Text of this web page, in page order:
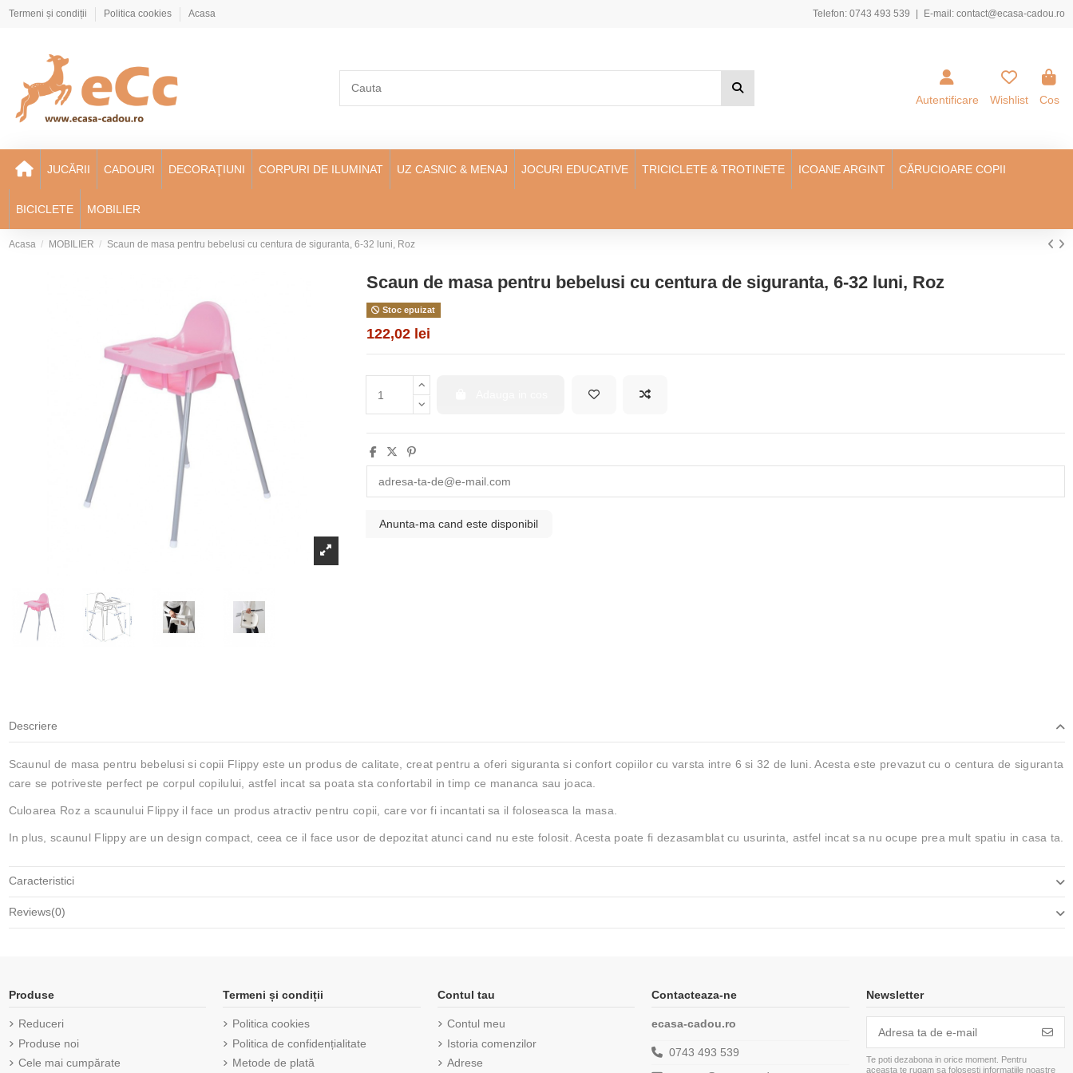
Termeni și condiții Politica cookies Acasa Telefon: 0743 493 539 E-mail: contact@ecasa-cadou.ro
Autentificare Wishlist Cos
JUCĂRII CADOURI DECORAŢIUNI CORPURI DE ILUMINAT UZ CASNIC & MENAJ JOCURI EDUCATIVE TRICICLETE & TROTINETE ICOANE ARGINT CĂRUCIOARE COPII
BICICLETE MOBILIER
Acasa MOBILIER Scaun de masa pentru bebelusi cu centura de siguranta, 6-32 luni, Roz
Scaun de masa pentru bebelusi cu centura de siguranta, 6-32 luni, Roz
Stoc epuizat
122,02 lei
Descriere
Scaunul de masa pentru bebelusi si copii Flippy este un produs de calitate, creat pentru a oferi siguranta si confort copiilor cu varsta intre 6 si 32 de luni. Acesta este prevazut cu o centura de siguranta
care se potriveste perfect pe corpul copilului, astfel incat sa poata sta confortabil in timp ce mananca sau joaca.
Culoarea Roz a scaunului Flippy il face un produs atractiv pentru copii, care vor fi incantati sa il foloseasca la masa.
In plus, scaunul Flippy are un design compact, ceea ce il face usor de depozitat atunci cand nu este folosit. Acesta poate fi dezasamblat cu usurinta, astfel incat sa nu ocupe prea mult spatiu in casa ta.
Caracteristici
Reviews(0)
Produse
Reduceri
Produse noi
Cele mai cumpărate
Termeni și condiții
Politica cookies
Politica de confidențialitate
Metode de plată
Contul tau
Contul meu
Istoria comenzilor
Adrese
Contacteaza-ne
ecasa-cadou.ro
0743 493 539
Newsletter
Te poti dezabona in orice moment. Pentru
aceasta te rugam sa folosesti informatiile noastre